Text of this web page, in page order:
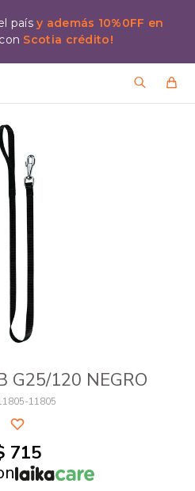
paísy además 10%0FF en
con Scotia crédito!
G25/120 NEGRO
11805
715